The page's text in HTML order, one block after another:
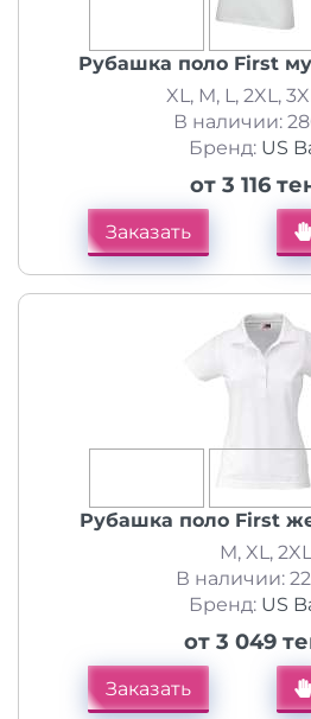
Рубашка поло First
XL, M, L, 2XL,
В наличии:
Бренд: US
от 3 116
Заказать
Рубашка поло First
M, XL, 2XL
В наличии:
Бренд: US
от 3 049
Заказать